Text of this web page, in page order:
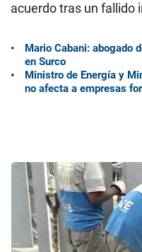
acuerdo tras un fallido
Mario Cabani: abogado
en Surco
Ministro de Energía y
no afecta a empresas